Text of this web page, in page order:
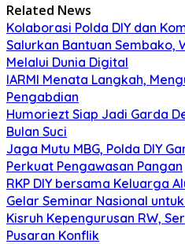
Related News
Kolaborasi Polda DIY dan
Salurkan Bantuan Sembako,
Melalui Dunia Digital
IARMI Menata Langkah,
Pengabdian
Humoriezt Siap Jadi Garda
Bulan Suci
Jaga Mutu MBG, Polda DIY
Perkuat Pengawasan Pangan
RKP DIY bersama Keluarga
Gelar Seminar Nasional
Kisruh Kepengurusan RW,
Pusaran Konflik